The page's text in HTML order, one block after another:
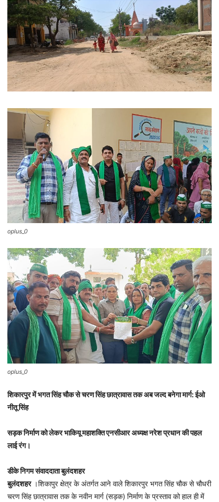
oplus_0
oplus_0
शिकारपुर में भगत सिंह चौक से चरण सिंह छात्रावास तक अब जल्द बनेगा मार्ग: ईओ
नीतू सिंह
सड़क निर्माण को लेकर भाकियू महाशक्ति एनसीआर अध्यक्ष नरेश प्रधान की पहल
लाई रंग।
डीके निगम संवाददाता बुलंदशहर
बुलंदशहर।शिकापुर क्षेत्र के अंतर्गत आने वाले शिकारपुर भगत सिंह चौक से चौधरी
चरण सिंह छात्रावास तक के नवीन मार्ग (सड़क) निर्माण के प्रस्ताव को हाल ही में